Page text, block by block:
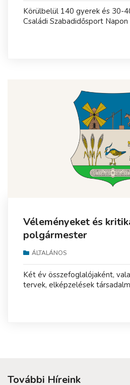
Körülbelül 140 gyerek és 30-
Családi Szabadidősport
Véleményeket és
polgármester
ÁLTALÁNOS
Két év összefoglalójaként,
tervek, elképzelések
További Híreink